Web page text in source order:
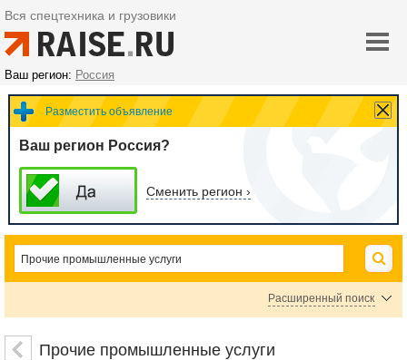
Вся спецтехника и грузовики
Ваш регион: Россия
Разместить объявление
Ваш регион Россия?
Сменить регион ›
Расширенный поиск
ЦенаПрочие промышленные услуги